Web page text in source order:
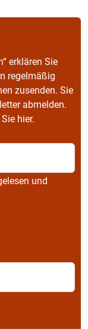
erklären Sie
regelmäßig
zusenden. Sie
abmelden.
hier.
und